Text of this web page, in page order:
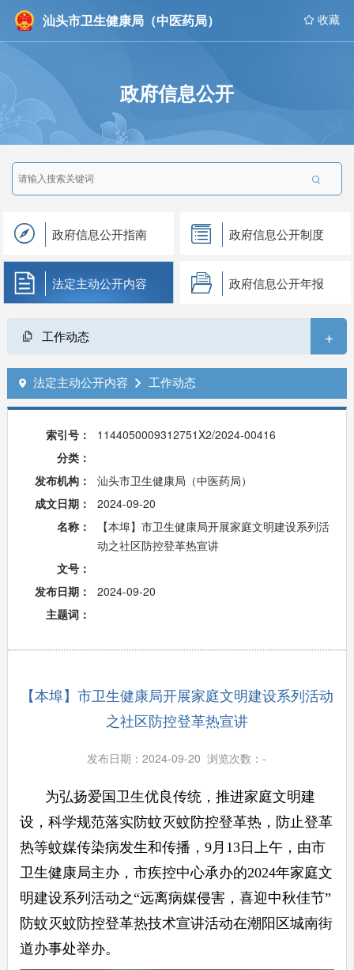
汕头市卫生健康局（中医药局）  收藏
政府信息公开

政府信息公开指南 政府信息公开制度
法定主动公开内容 政府信息公开年报
工作动态 +
 法定主动公开内容  工作动态
索引号：
1144050009312751X2/2024-00416
分类：
发布机构：
汕头市卫生健康局（中医药局）
成文日期：
2024-09-20
名称：
【本埠】市卫生健康局开展家庭文明建设系列活
动之社区防控登革热宣讲
文号：
发布日期：
2024-09-20
主题词：
【本埠】市卫生健康局开展家庭文明建设系列活动
之社区防控登革热宣讲
发布日期：2024-09-20 浏览次数：-
为弘扬爱国卫生优良传统，推进家庭文明建
设，科学规范落实防蚊灭蚊防控登革热，防止登革
热等蚊媒传染病发生和传播，9月13日上午，由市
卫生健康局主办，市疾控中心承办的2024年家庭文
明建设系列活动之“远离病媒侵害，喜迎中秋佳节”
防蚊灭蚊防控登革热技术宣讲活动在潮阳区城南街
道办事处举办。